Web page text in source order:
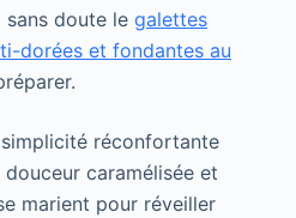
doute le galettes
dorées et fondantes au
réconfortante
caramélisée et
marient pour réveiller